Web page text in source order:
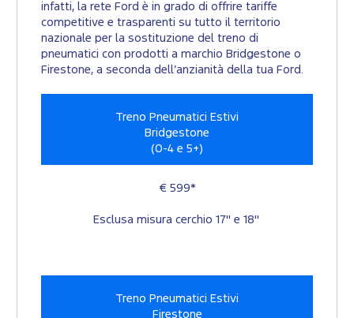
infatti, la rete Ford è in grado di offrire tariffe
competitive e trasparenti su tutto il territorio
nazionale per la sostituzione del treno di
pneumatici con prodotti a marchio Bridgestone o
Firestone, a seconda dell’anzianità della tua Ford.
Treno Pneumatici Estivi
Bridgestone
(0-4 e 5+)
€ 599*
Esclusa misura cerchio 17'' e 18"
Treno Pneumatici Estivi
Firestone